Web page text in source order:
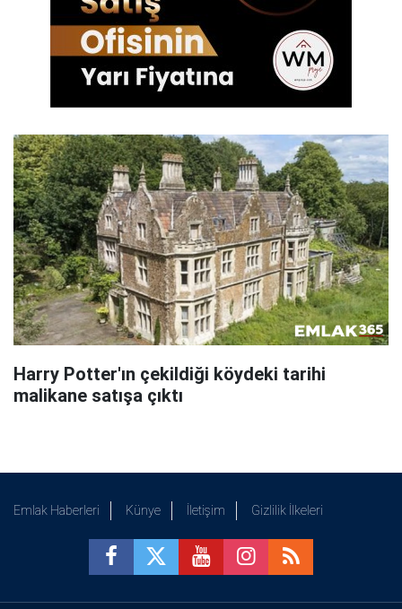
Harry Potter'ın çekildiği köydeki tarihi
malikane satışa çıktı
Emlak Haberleri Künye İletişim Gizlilik İlkeleri